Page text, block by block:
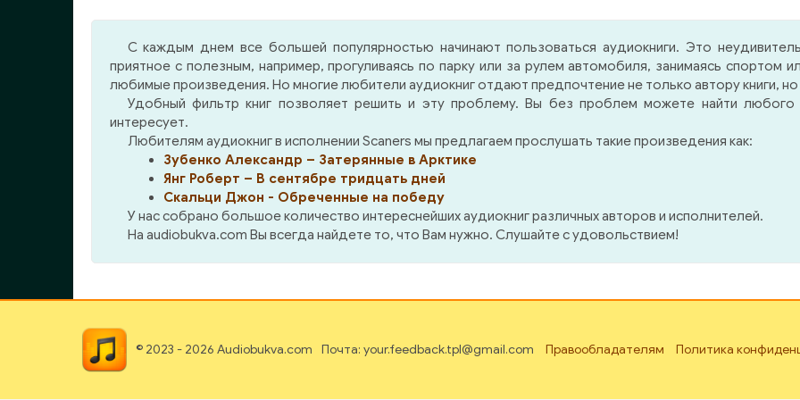
которые решают
дерево янда в своих целях…
крылатые
аэрокосмическое
Вместо кипящих
смолой — ядерная
вместо железных
пытки голодом и
горсть патронов.
С каждым днем все большей популярностью начинают пользоваться аудиокниги. Это
приятное с полезным, например, прогуливаясь по парку или за рулем автомобиля, занимаясь
любимые произведения. Но многие любители аудиокниг отдают предпочтение не только автору книги,
Удобный фильтр книг позволяет решить и эту проблему. Вы без проблем можете найти любого
интересует.
Любителям аудиокниг в исполнении Scaners мы предлагаем прослушать такие произведения как:
Зубенко Александр – Затерянные в Арктике
Янг Роберт – В сентябре тридцать дней
Скальци Джон - Обреченные на победу
У нас собрано большое количество интереснейших аудиокниг различных авторов и исполнителей.
На audiobukva.com Вы всегда найдете то, что Вам нужно. Слушайте с удовольствием!
© 2023 - 2026 Audiobukva.com Почта: your.feedback.tpl@gmail.com Правообладателям Политика